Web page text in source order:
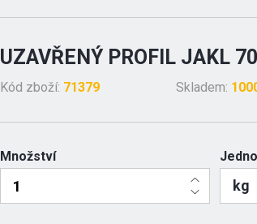
UZAVŘENÝ PROFIL JAKL
Kód zboží: 71379 Skladem:
Množství
kg